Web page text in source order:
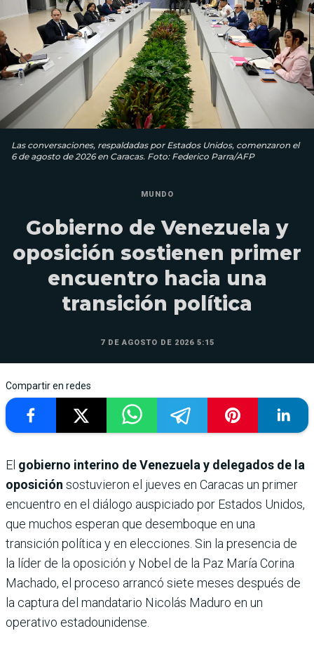
Las conversaciones, respaldadas por Estados Unidos, comenzaron el
6 de agosto de 2026 en Caracas. Foto: Federico Parra/AFP
MUNDO
Gobierno de Venezuela y
oposición sostienen primer
encuentro hacia una
transición política
7 DE AGOSTO DE 2026 5:15
Compartir en redes
El gobierno interino de Venezuela y delegados de la
oposición sostuvieron el jueves en Caracas un primer
encuentro en el diálogo auspiciado por Estados Unidos,
que muchos esperan que desemboque en una
transición política y en elecciones. Sin la presencia de
la líder de la oposición y Nobel de la Paz María Corina
Machado, el proceso arrancó siete meses después de
la captura del mandatario Nicolás Maduro en un
operativo estadounidense.